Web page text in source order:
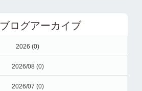
ログアーカイブ
2026 (0)
2026/08 (0)
2026/07 (0)